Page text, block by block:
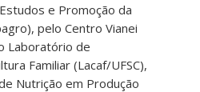
e Promoção da
, pelo Centro Vianei
Laboratório de
Familiar (Lacaf/UFSC),
Nutrição em Produção